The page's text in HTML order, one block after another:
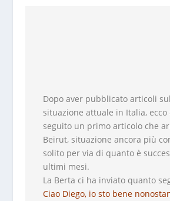
Dopo aver pubblicato articoli
situazione attuale in Italia,
seguito un primo articolo che
Beirut, situazione ancora più
solito per via di quanto è
ultimi mesi.
La Berta ci ha inviato quanto
Ciao Diego, io sto bene